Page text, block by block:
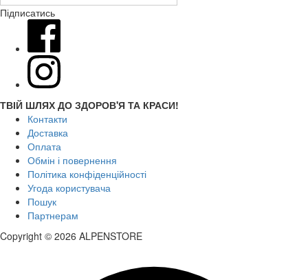
Підписатись
ТВІЙ ШЛЯХ ДО ЗДОРОВ'Я ТА КРАСИ!
Контакти
Доставка
Оплата
Обмін і повернення
Політика конфіденційності
Угода користувача
Пошук
Партнерам
Copyright © 2026 ALPENSTORE